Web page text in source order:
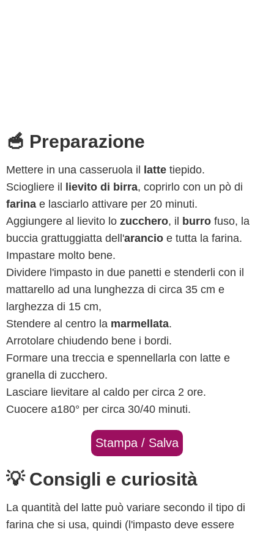
🥣 Preparazione
Mettere in una casseruola il latte tiepido.
Sciogliere il
lievito di birra, coprirlo con un pò di
farina e lasciarlo attivare per 20 minuti.
Aggiungere al lievito lo zucchero, il burro fuso, la
buccia grattuggiatta dell'arancio e tutta la farina.
Impastare molto bene.
Dividere l'impasto in due panetti e stenderli con il
mattarello ad una lunghezza di circa 35 cm e
larghezza di 15 cm,
Stendere al centro la marmellata.
Arrotolare chiudendo bene i bordi.
Formare una treccia e spennellarla con latte e
granella di zucchero.
Lasciare lievitare al caldo per circa 2 ore.
Cuocere a180° per circa 30/40 minuti.
Stampa / Salva
💡 Consigli e curiosità
La quantità del latte può variare secondo il tipo di
farina che si usa, quindi (l'impasto deve essere